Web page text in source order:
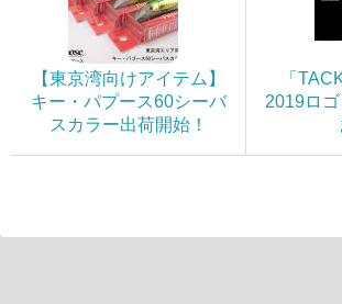
【東京湾向けアイテム】
キー・パプース60シーバ
スカラー出荷開始！
「
2019ロ